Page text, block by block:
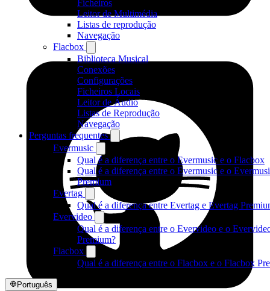
Ficheiros
Leitor de Multimédia
Listas de reprodução
Navegação
Flacbox
Biblioteca Musical
Conexões
Configurações
Ficheiros Locais
Leitor de Áudio
Listas de Reprodução
Navegação
Perguntas frequentes
Evermusic
Qual é a diferença entre o Evermusic e o Flacbox
Qual é a diferença entre o Evermusic e o
Premium
Evertag
Qual é a diferença entre Evertag e Evertag
Evervideo
Qual é a diferença entre o Evervideo e o
Premium?
Flacbox
Qual é a diferença entre o Flacbox e o Flacbox
Português